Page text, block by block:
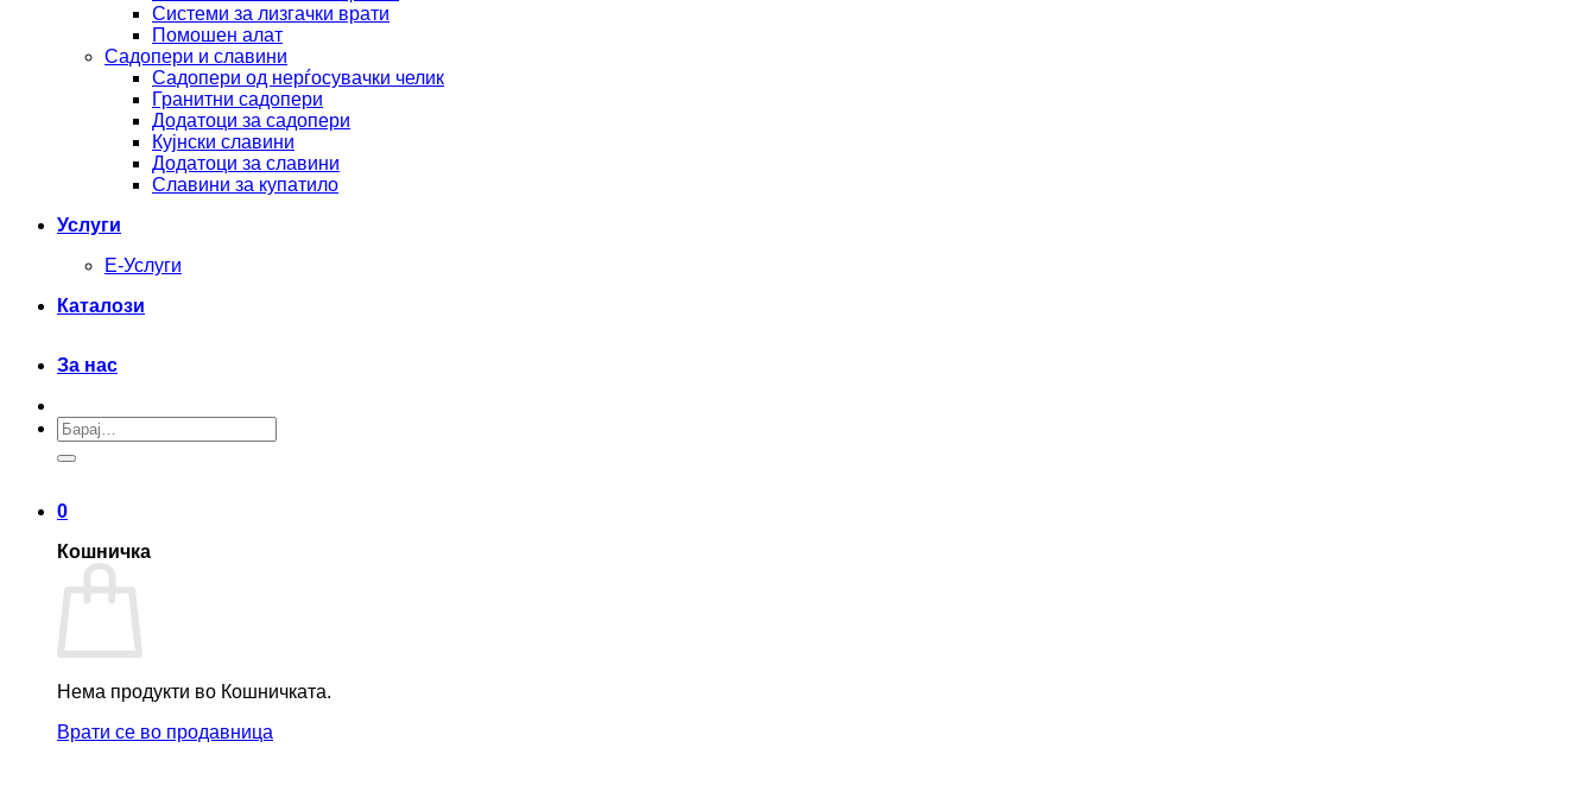
Системи за лизгачки врати
Помошен алат
Садопери и славини
Садопери од нерѓосувачки челик
Гранитни садопери
Додатоци за садопери
Кујнски славини
Додатоци за славини
Славини за купатило
Услуги
Е-Услуги
Каталози
За нас
Барај
за:
0
Кошничка
Нема продукти во Кошничката.
Врати се во продавница